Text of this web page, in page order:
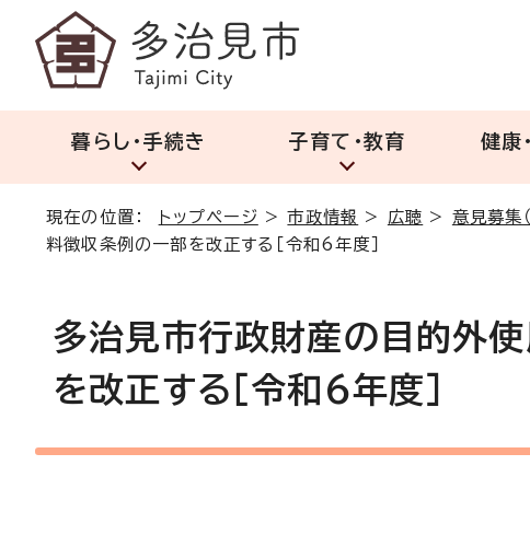
暮らし・手続き 子育て・教育 健康
現在の位置： トップページ >市政情報 > 広聴 > 意見募集
料徴収条例の一部を改正する［令和6年度］
多治見市行政財産の目的外
を改正する［令和6年度］